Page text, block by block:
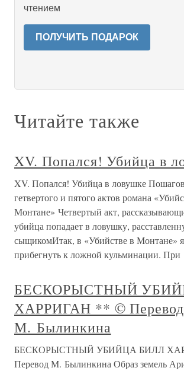
чтением
ПОЛУЧИТЬ ПОДАРОК
Читайте также
XV. Попался! Убийца в
XV. Попался! Убийца в ловушке
гетвертого и пятого актов романа
Монтане» Четвертый акт,
убийца попадает в ловушку,
сыщикомИтак, в «Убийстве в Монтане»
прибегнуть к ложной кульминации. При
БЕСКОРЫСТНЫЙ
ХАРРИГАН ** © Перевод
М. Былинкина
БЕСКОРЫСТНЫЙ УБИЙЦА БИЛЛ
Перевод М. Былинкина Образ земель